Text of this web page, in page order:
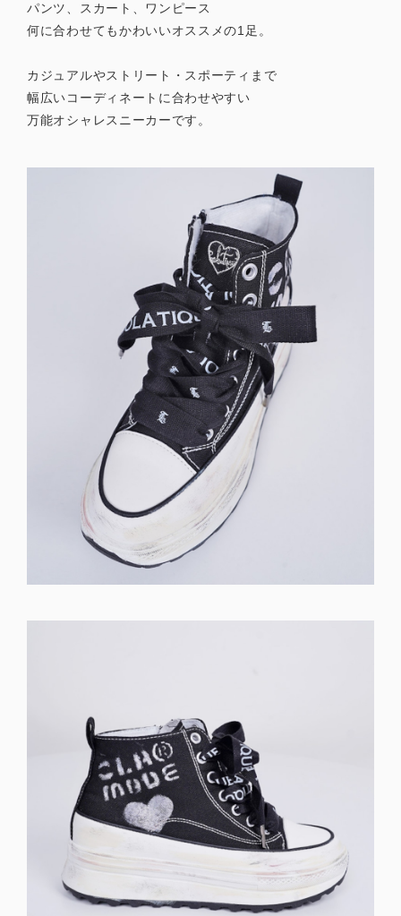
パンツ、スカート、ワンピース
何に合わせてもかわいいオススメの1足。
カジュアルやストリート・スポーティまで
幅広いコーディネートに合わせやすい
万能オシャレスニーカーです。